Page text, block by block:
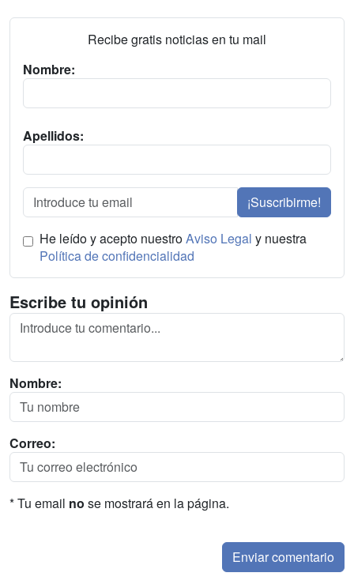
Recibe gratis noticias en tu mail
Nombre:
Apellidos:
¡Suscribirme!
He leído y acepto nuestroAviso Legal y nuestra
Política de confidencialidad
Escribe tu opinión
Nombre:
Correo:
* Tu email no se mostrará en la página.